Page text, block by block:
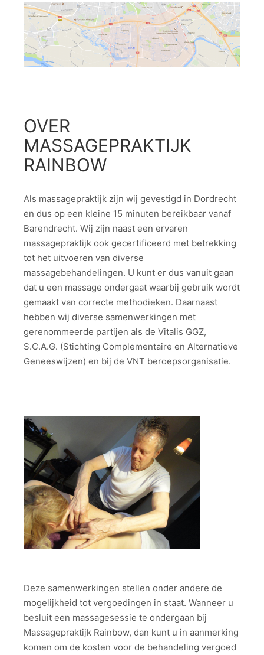
OVER
MASSAGEPRAKTIJK
RAINBOW
Als massagepraktijk zijn wij gevestigd in Dordrecht
en dus op een kleine 15 minuten bereikbaar vanaf
Barendrecht. Wij zijn naast een ervaren
massagepraktijk ook gecertificeerd met betrekking
tot het uitvoeren van diverse
massagebehandelingen. U kunt er dus vanuit gaan
dat u een massage ondergaat waarbij gebruik wordt
gemaakt van correcte methodieken. Daarnaast
hebben wij diverse samenwerkingen met
gerenommeerde partijen als de Vitalis GGZ,
S.C.A.G. (Stichting Complementaire en Alternatieve
Geneeswijzen) en bij de VNT beroepsorganisatie.
Deze samenwerkingen stellen onder andere de
mogelijkheid tot vergoedingen in staat. Wanneer u
besluit een massagesessie te ondergaan bij
Massagepraktijk Rainbow, dan kunt u in aanmerking
komen om de kosten voor de behandeling vergoed